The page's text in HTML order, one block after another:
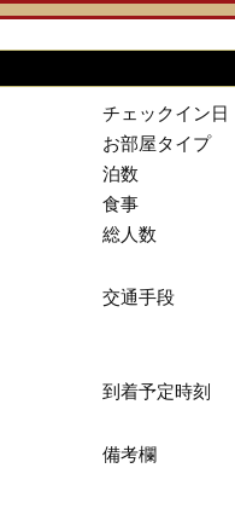
チェックイン日
お部屋タイプ
泊数
食事
総人数
交通手段
到着予定時刻
備考欄